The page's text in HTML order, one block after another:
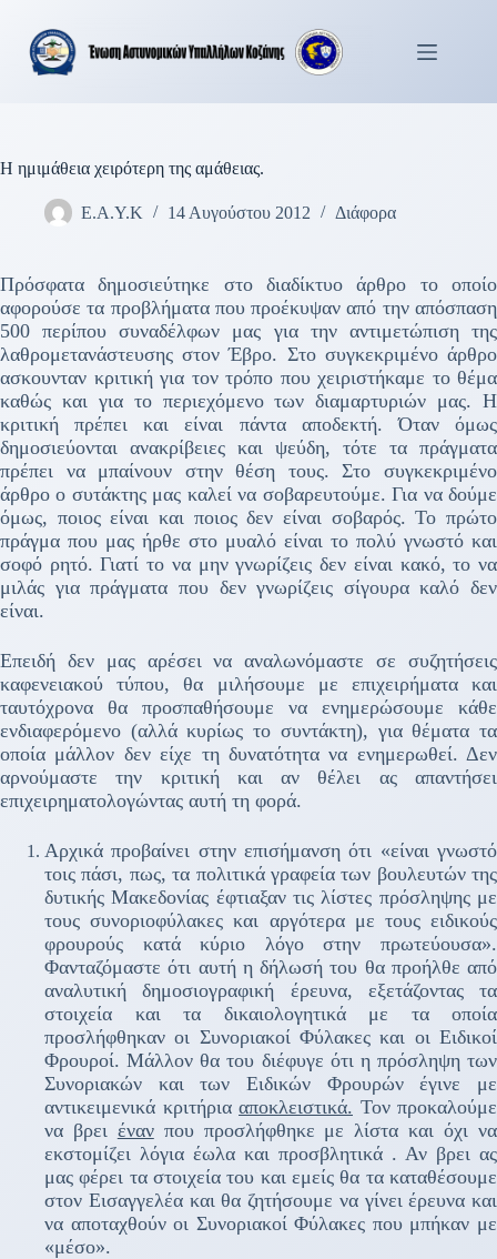
περιεχόμενο
Η ημιμάθεια χειρότερη της αμάθειας.
Ε.Α.Υ.Κ 14 Αυγούστου 2012 Διάφορα
Πρόσφατα δημοσιεύτηκε στο διαδίκτυο άρθρο το οποίο
αφορούσε τα προβλήματα που προέκυψαν από την απόσπαση
500 περίπου συναδέλφων μας για την αντιμετώπιση της
λαθρομετανάστευσης στον Έβρο. Στο συγκεκριμένο άρθρο
ασκουνταν κριτική για τον τρόπο που χειριστήκαμε το θέμα
καθώς και για το περιεχόμενο των διαμαρτυριών μας. Η
κριτική πρέπει και είναι πάντα αποδεκτή. Όταν όμως
δημοσιεύονται ανακρίβειες και ψεύδη, τότε τα πράγματα
πρέπει να μπαίνουν στην θέση τους. Στο συγκεκριμένο
άρθρο ο συτάκτης μας καλεί να σοβαρευτούμε. Για να δούμε
όμως, ποιος είναι και ποιος δεν είναι σοβαρός. Το πρώτο
πράγμα που μας ήρθε στο μυαλό είναι το πολύ γνωστό και
σοφό ρητό. Γιατί το να μην γνωρίζεις δεν είναι κακό, το να
μιλάς για πράγματα που δεν γνωρίζεις σίγουρα καλό δεν
είναι.
Επειδή δεν μας αρέσει να αναλωνόμαστε σε συζητήσεις
καφενειακού τύπου, θα μιλήσουμε με επιχειρήματα και
ταυτόχρονα θα προσπαθήσουμε να ενημερώσουμε κάθε
ενδιαφερόμενο (αλλά κυρίως το συντάκτη), για θέματα τα
οποία μάλλον δεν είχε τη δυνατότητα να ενημερωθεί. Δεν
αρνούμαστε την κριτική και αν θέλει ας απαντήσει
επιχειρηματολογώντας αυτή τη φορά.
Αρχικά προβαίνει στην επισήμανση ότι «είναι γνωστό
τοις πάσι, πως, τα πολιτικά γραφεία των βουλευτών της
δυτικής Μακεδονίας έφτιαξαν τις λίστες πρόσληψης με
τους συνοριοφύλακες και αργότερα με τους ειδικούς
φρουρούς κατά κύριο λόγο στην πρωτεύουσα».
Φανταζόμαστε ότι αυτή η δήλωσή του θα προήλθε από
αναλυτική δημοσιογραφική έρευνα, εξετάζοντας τα
στοιχεία και τα δικαιολογητικά με τα οποία
προσλήφθηκαν οι Συνοριακοί Φύλακες και οι Ειδικοί
Φρουροί. Μάλλον θα του διέφυγε ότι η πρόσληψη των
Συνοριακών και των Ειδικών Φρουρών έγινε με
αντικειμενικά κριτήρια αποκλειστικά. Τον προκαλούμε
να βρει ένανπου προσλήφθηκε με λίστα και όχι να
εκστομίζει λόγια έωλα και προσβλητικά . Αν βρει ας
μας φέρει τα στοιχεία του και εμείς θα τα καταθέσουμε
στον Εισαγγελέα και θα ζητήσουμε να γίνει έρευνα και
να αποταχθούν οι Συνοριακοί Φύλακες που μπήκαν με
«μέσο».